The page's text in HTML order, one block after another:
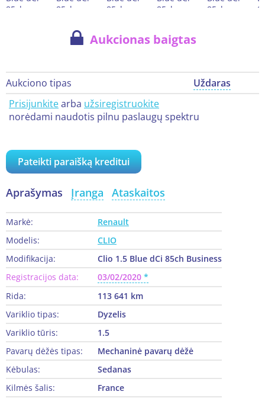
Aukcionas baigtas
Aukciono tipas
Uždaras
Prisijunkitearba užsiregistruokite
norėdami naudotis pilnu paslaugų spektru
Pateikti paraišką kreditui
Aprašymas Įranga Ataskaitos
Markė:
Renault
Modelis:
CLIO
Modifikacija:
Clio 1.5 Blue dCi 85ch Business
Registracijos data:
03/02/2020
Rida:
113 641 km
Variklio tipas:
Dyzelis
Variklio tūris:
1.5
Pavarų dėžės tipas:
Mechaninė pavarų dėžė
Kėbulas:
Sedanas
Kilmės šalis:
France